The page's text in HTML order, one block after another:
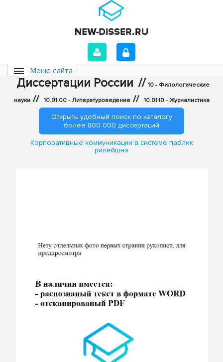
Меню сайта
Диссертации России // 10 - Филологические
науки // 10.01.00 - Литературоведение // 10.01.10 - Журналистика
Открыть удобный поиск по каталогу
более 800 000 диссертаций
Корпоративные коммуникации в системе паблик
рилейшнз